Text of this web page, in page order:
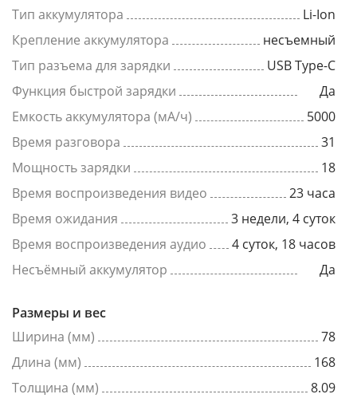
Тип аккумулятора
Li-Ion
Крепление аккумулятора
несъемный
Тип разъема для зарядки
USB Type-C
Функция быстрой зарядки
Да
Емкость аккумулятора (мА/ч)
5000
Время разговора
31
Мощность зарядки
18
Время воспроизведения видео
23 часа
Время ожидания
3 недели, 4 суток
Время воспроизведения аудио
4 суток, 18 часов
Несъёмный аккумулятор
Да
Размеры и вес
Ширина (мм)
78
Длина (мм)
168
Толщина (мм)
8.09